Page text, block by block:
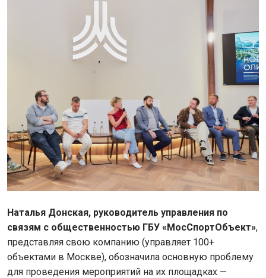
Наталья Донская, руководитель управления по
связям с общественностью ГБУ «МосСпортОбъект»,
представляя свою компанию (управляет 100+
объектами в Москве), обозначила основную проблему
для проведения мероприятий на их площадках —